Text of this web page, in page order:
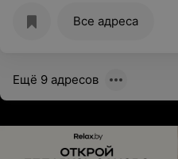
печенье хорошее. Жаль, что
поленились бы пойти
Все адреса
Ещё 9 адресов